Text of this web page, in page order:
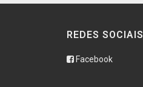
REDES SOCIAIS
Facebook